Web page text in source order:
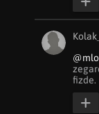
fizde.